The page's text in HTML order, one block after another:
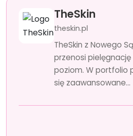
TheSkin
theskin.pl
TheSkin z Nowego
przenosi
poziom. W portfolio
się zaawansowane...